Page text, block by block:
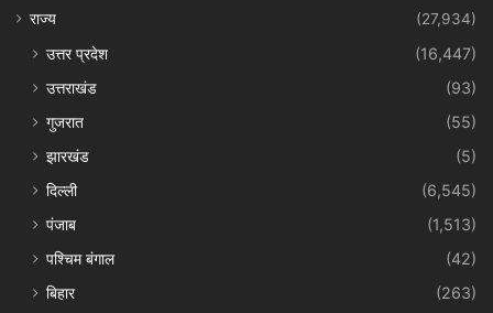
राज्य
(27,934)
उत्तर प्रदेश
(16,447)
उत्तराखंड
(93)
गुजरात
(55)
झारखंड
(5)
दिल्ली
(6,545)
पंजाब
(1,513)
पश्चिम बंगाल
(42)
बिहार
(263)